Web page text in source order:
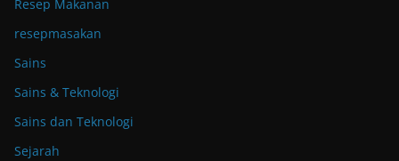
Resep Makanan
resepmasakan
Sains
Sains & Teknologi
Sains dan Teknologi
Sejarah